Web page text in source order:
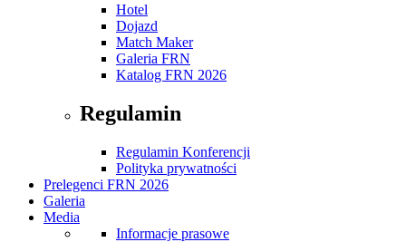
Hotel
Dojazd
Match Maker
Galeria FRN
Katalog FRN 2026
Regulamin
Regulamin Konferencji
Polityka prywatności
Prelegenci FRN 2026
Galeria
Media
Informacje prasowe